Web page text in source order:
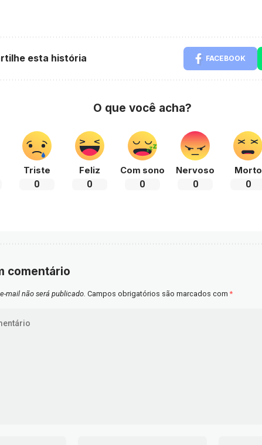
esta história FACEBOOK
O que você acha?
Triste
0
Feliz
0
Com sono
0
Nervoso
0
Morto
0
comentário
mail não será publicado. Campos obrigatórios são marcados com*